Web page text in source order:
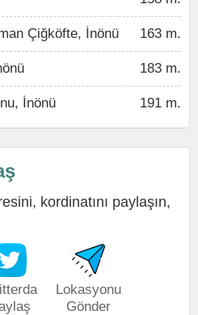
Çiğköfte, İnönü 163 m.
183 m.
İnönü 191 m.
kordinatını paylaşın,
Lokasyonu
Gönder